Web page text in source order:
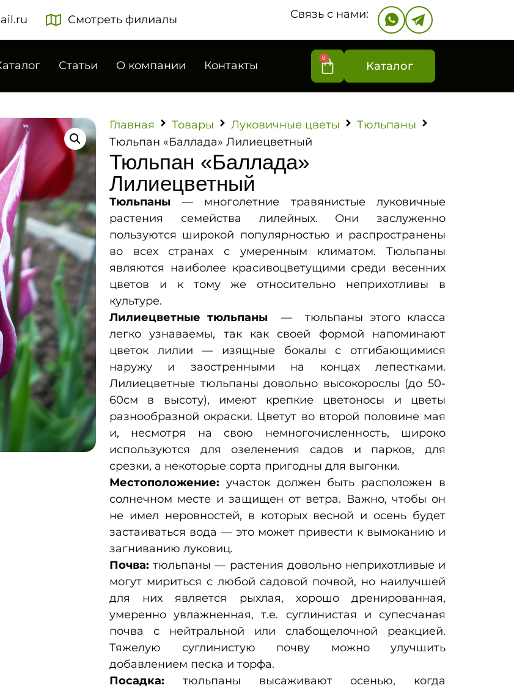
Смотреть филиалы Связь с нами:
Статьи О компании Контакты
0
Каталог
Главная Товары Луковичные цветы
Тюльпаны
Тюльпан «Баллада» Лилиецветный
Тюльпан «Баллада»
Лилиецветный
Тюльпаны — многолетние травянистые луковичные
растения семейства лилейных. Они заслуженно
пользуются широкой популярностью и распространены
во всех странах с умеренным климатом. Тюльпаны
являются наиболее красивоцветущими среди весенних
цветов и к тому же относительно неприхотливы в
культуре.
Лилиецветные тюльпаны
— тюльпаны этого класса
легко узнаваемы, так как своей формой напоминают
цветок лилии — изящные бокалы с отгибающимися
наружу и заостренными на концах лепестками.
Лилиецветные тюльпаны довольно высокорослы (до 50-
60см в высоту), имеют крепкие цветоносы и цветы
разнообразной окраски. Цветут во второй половине мая
и, несмотря на свою немногочисленность, широко
используются для озеленения садов и парков, для
срезки, а некоторые сорта пригодны для выгонки.
Местоположение: участок должен быть расположен в
солнечном месте и защищен от ветра. Важно, чтобы он
не имел неровностей, в которых весной и осень будет
застаиваться вода — это может привести к вымоканию и
загниванию луковиц.
Почва: тюльпаны — растения довольно неприхотливые и
могут мириться с любой садовой почвой, но наилучшей
для них является рыхлая, хорошо дренированная,
умеренно увлажненная, т.е. суглинистая и супесчаная
почва с нейтральной или слабощелочной реакцией.
Тяжелую суглинистую почву можно улучшить
добавлением песка и торфа.
Посадка: тюльпаны высаживают осенью, когда